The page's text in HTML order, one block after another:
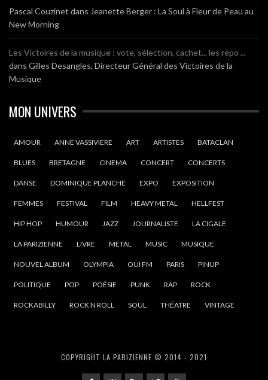
Pascal Couzinet dans Jeanette Berger : La Soul à Fleur de Peau au
New Morning
Les Victoires de la musique : vote, sélection, cachet... les répo ...
dans Gilles Desangles, Directeur Général des Victoires de la
Musique
MON UNIVERS
AMOUR ANNE VASSIVIERE ART ARTISTES BATACLAN
BLUES BRETAGNE CINEMA CONCERT CONCERTS
DANSE DOMINIQUE PLANCHE EXPO EXPOSITION
FEMMES FESTIVAL FILM HEAVY METAL HELLFEST
HIP HOP HUMOUR JAZZ JOURNALISTE LA CIGALE
LA PARIZIENNE LIVRE METAL MUSIC MUSIQUE
NOUVEL ALBUM OLYMPIA OUI FM PARIS PINUP
POLITIQUE POP POÉSIE PUNK RAP ROCK
ROCKABILLY ROCK N ROLL SOUL THÉATRE VINTAGE
COPYRIGHT LA PARIZIENNE © 2014 - 2021